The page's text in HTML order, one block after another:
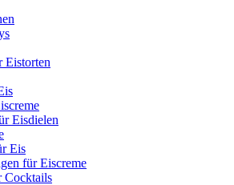
Eistorten
Eisdielen
Eis
für Eiscreme
Cocktails